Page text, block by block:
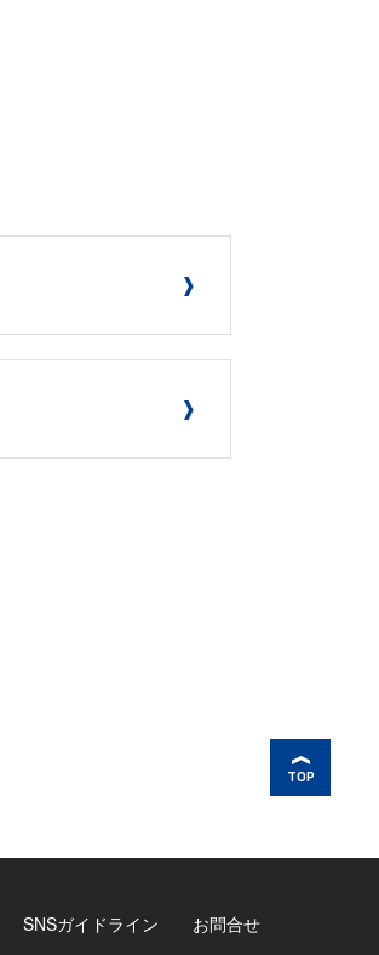
TOP
SNSガイドライン お問合せ